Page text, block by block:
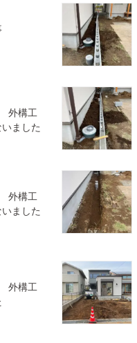
外構工
ました
外構工
ました
外構工